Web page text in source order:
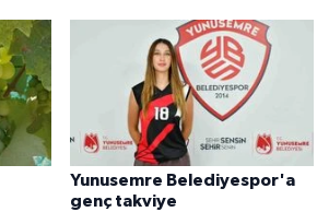
Yunusemre Belediyespor'a
genç takviye